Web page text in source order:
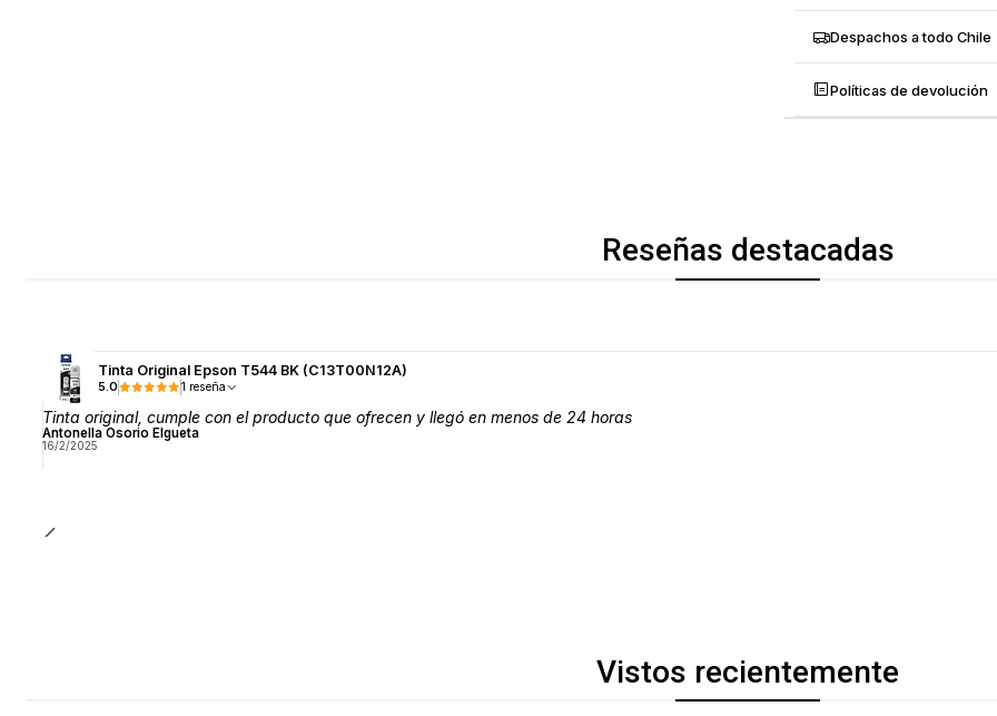
Despachos a todo Chile
Políticas de devolución
Reseñas destacadas
Tinta Original Epson T544 BK (C13T00N12A)
5.0 1 reseña
Tinta original, cumple con el producto que ofrecen y llegó en menos de 24 horas
Antonella Osorio Elgueta
16/2/2025
Vistos recientemente